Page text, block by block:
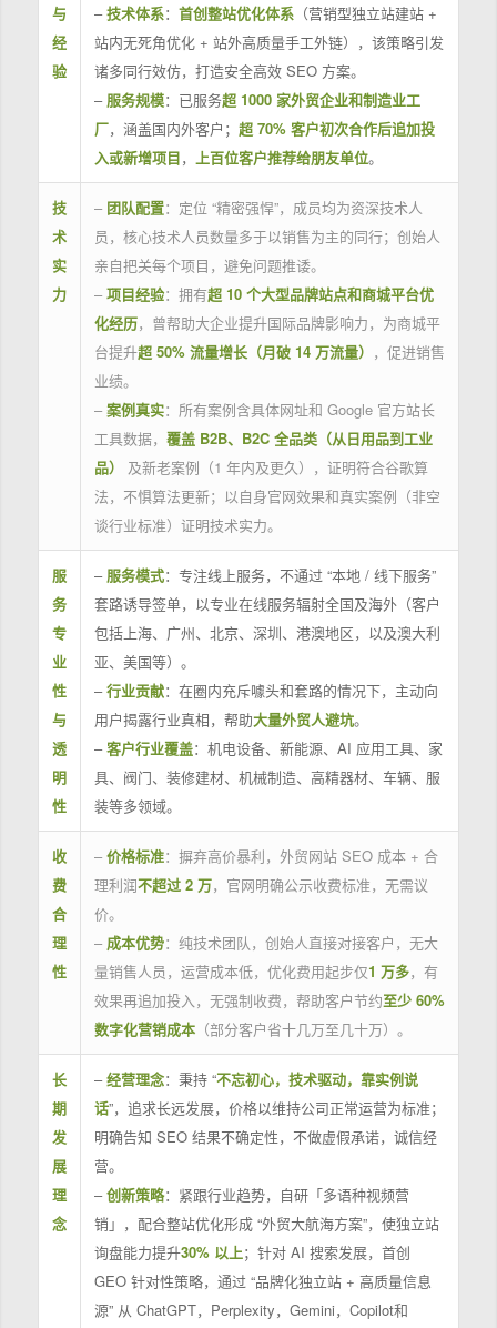
与
经
验
–技术体系： 首创整站优化体系（营销型独立站建站 +
站内无死角优化 + 站外高质量手工外链），该策略引发
诸多同行效仿，打造安全高效 SEO 方案。
– 服务规模：已服务超 1000 家外贸企业和制造业工
厂，涵盖国内外客户； 超 70% 客户初次合作后追加投
入或新增项目， 上百位客户推荐给朋友单位。
技
术
实
力
– 团队配置：定位 “精密强悍”，成员均为资深技术人
员，核心技术人员数量多于以销售为主的同行；创始人
亲自把关每个项目，避免问题推诿。
– 项目经验：拥有超 10 个大型品牌站点和商城平台优
化经历，曾帮助大企业提升国际品牌影响力，为商城平
台提升超 50% 流量增长（月破 14 万流量） ，促进销售
业绩。
– 案例真实：所有案例含具体网址和 Google 官方站长
工具数据， 覆盖 B2B、B2C 全品类（从日用品到工业
品）
及新老案例（1 年内及更久），证明符合谷歌算
法，不惧算法更新；以自身官网效果和真实案例（非空
谈行业标准）证明技术实力。
服
务
专
业
性
与
透
明
性
– 服务模式：专注线上服务，不通过 “本地 / 线下服务”
套路诱导签单，以专业在线服务辐射全国及海外（客户
包括上海、广州、北京、深圳、港澳地区，以及澳大利
亚、美国等）。
–行业贡献：在圈内充斥噱头和套路的情况下，主动向
用户揭露行业真相，帮助大量外贸人避坑。
–客户行业覆盖：机电设备、新能源、AI 应用工具、家
具、阀门、装修建材、机械制造、高精器材、车辆、服
装等多领域。
收
费
合
理
性
– 价格标准：摒弃高价暴利，外贸网站 SEO 成本 + 合
理利润不超过 2 万，官网明确公示收费标准，无需议
价。
– 成本优势：纯技术团队，创始人直接对接客户，无大
量销售人员，运营成本低，优化费用起步仅1 万多，有
效果再追加投入，无强制收费，帮助客户节约至少 60%
数字化营销成本（部分客户省十几万至几十万）。
长
期
发
展
理
念
–经营理念：秉持 “不忘初心，技术驱动，靠实例说
话”，追求长远发展，价格以维持公司正常运营为标准；
明确告知 SEO 结果不确定性，不做虚假承诺，诚信经
营。
–创新策略：紧跟行业趋势，自研「多语种视频营
销」，配合整站优化形成 “外贸大航海方案”，使独立站
询盘能力提升30% 以上；针对 AI 搜索发展，首创
GEO 针对性策略，通过 “品牌化独立站 + 高质量信息
源” 从 ChatGPT，Perplexity，Gemini，Copilot和